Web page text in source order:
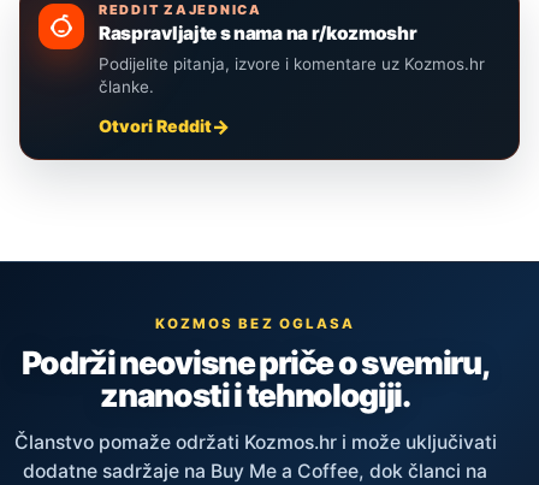
REDDIT ZAJEDNICA
Raspravljajte s nama na r/kozmoshr
Podijelite pitanja, izvore i komentare uz Kozmos.hr
članke.
Otvori Reddit
KOZMOS BEZ OGLASA
Podrži neovisne priče o svemiru,
znanosti i tehnologiji.
Članstvo pomaže održati Kozmos.hr i može uključivati
dodatne sadržaje na Buy Me a Coffee, dok članci na